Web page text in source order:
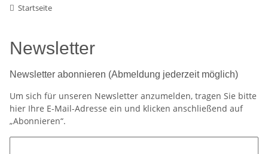
Startseite
Newsletter
Newsletter abonnieren (Abmeldung jederzeit möglich)
Um sich für unseren Newsletter anzumelden, tragen Sie bitte
hier Ihre E-Mail-Adresse ein und klicken anschließend auf
„Abonnieren“.